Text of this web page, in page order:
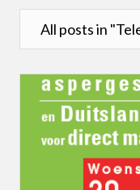
All posts in